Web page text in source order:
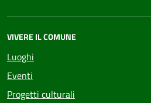
VIVERE IL COMUNE
Luoghi
Eventi
Progetti culturali